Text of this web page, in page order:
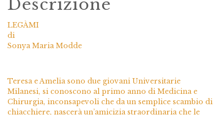
Descrizione
LEGÀMI
di
Sonya Maria Modde
Teresa e Amelia sono due giovani Universitarie
Milanesi, si conoscono al primo anno di Medicina e
Chirurgia, inconsapevoli che da un semplice scambio di
chiacchiere, nascerà un’amicizia straordinaria che le